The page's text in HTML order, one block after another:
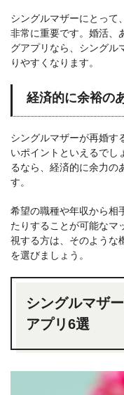
シングルマザーにとって
非常に重要です。婚活、
グアプリなら、シングル
りやすくなります。
経済的に余裕の
シングルマザーが再婚す
いポイントといえるでし
るなら、経済的に余力の
す。
希望の職種や年収から相
たりすることが可能なマ
視する方は、そのような
を選びましょう。
シングルマザ
アプリ6選